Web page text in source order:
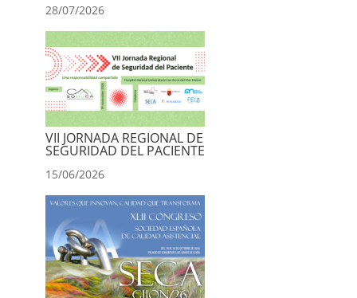
28/07/2026
VII JORNADA REGIONAL DE
SEGURIDAD DEL PACIENTE
15/06/2026